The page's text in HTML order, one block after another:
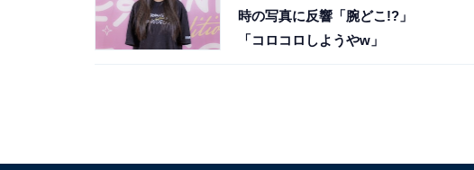
時の写真に反響「腕どこ!?」
「コロコロしようやw」